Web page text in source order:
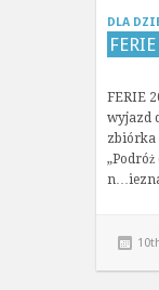
DLA
FERIE
wyjazd
zbiórka